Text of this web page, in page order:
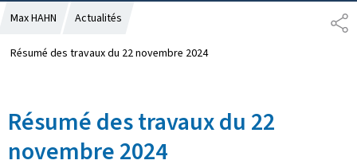
P
A
Max HAHN Actualités
Résumé des travaux du 22 novembre 2024
Résumé des travaux du 22
novembre 2024